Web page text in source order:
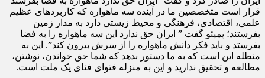
قرار است متخصصین ما در آینده سه ماهواره که کاربردهای عظیم
علمی، اقتصادی، فرهنگی و محیط زیستی دارد به مدار زمین
بفرستند؛ پمپئو گفت ” ایران حق ندارد این سه ماهواره را به فضا
بفرستد و باید فکر دانش ماهواره را از سرش بیرون کند”. این به
منطله این است که به ما دستور بدهد که شما حق خواندن، نوشتن،
مطالعه و تحقیق ندارید و این به منزله فتوای فنای یک ملت است.